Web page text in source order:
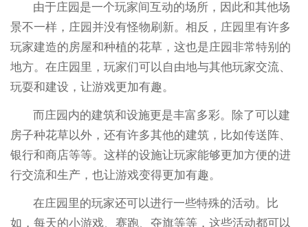
由于庄园是一个玩家间互动的场所，因此和其他场
景不一样，庄园并没有怪物刷新。相反，庄园里有许多
玩家建造的房屋和种植的花草，这也是庄园非常特别的
地方。在庄园里，玩家们可以自由地与其他玩家交流、
玩耍和建设，让游戏更加有趣。
而庄园内的建筑和设施更是丰富多彩。除了可以建
房子种花草以外，还有许多其他的建筑，比如传送阵、
银行和商店等等。这样的设施让玩家能够更加方便的进
行交流和生产，也让游戏变得更加有趣。
在庄园里的玩家还可以进行一些特殊的活动。比
如，每天的小游戏、赛跑、夺旗等等，这些活动都可以